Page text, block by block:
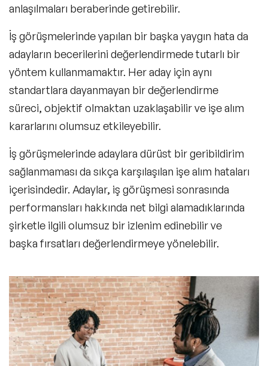
anlaşılmaları beraberinde getirebilir.
İş görüşmelerinde yapılan bir başka yaygın hata da
adayların becerilerini değerlendirmede tutarlı bir
yöntem kullanmamaktır. Her aday için aynı
standartlara dayanmayan bir değerlendirme
süreci, objektif olmaktan uzaklaşabilir ve işe alım
kararlarını olumsuz etkileyebilir.
İş görüşmelerinde adaylara dürüst bir geribildirim
sağlanmaması da sıkça karşılaşılan işe alım hataları
içerisindedir. Adaylar, iş görüşmesi sonrasında
performansları hakkında net bilgi alamadıklarında
şirketle ilgili olumsuz bir izlenim edinebilir ve
başka fırsatları değerlendirmeye yönelebilir.